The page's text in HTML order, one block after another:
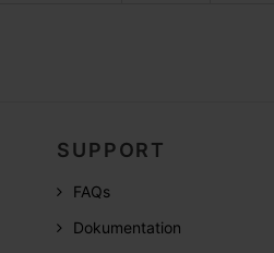
SUPPORT
FAQs
Dokumentation